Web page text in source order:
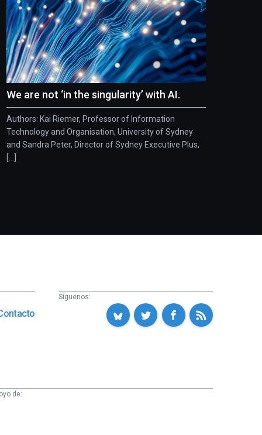
We are not ‘in the singularity’ with AI.
Authors: Kai Riemer, Professor of Information
Technology and Organisation, University of Sydney
and Sandra Peter, Director of Sydney Executive Plus,
[...]
Síguenos:
de: